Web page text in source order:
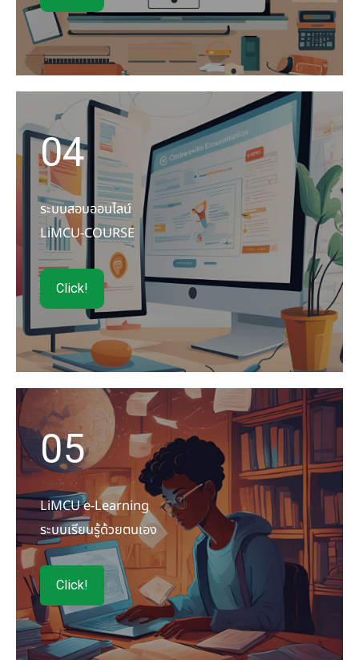
04
ระบบสอบออนไลน์
LiMCU-COURSE
Click!
05
LiMCU e-Learning
ระบบเรียนรู้ด้วยตนเอง
Click!